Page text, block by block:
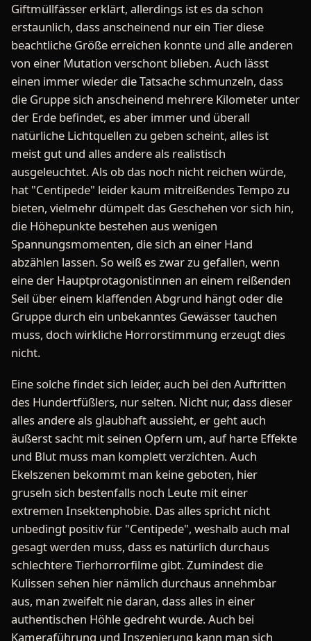
Giftmüllfässer erklärt, allerdings ist es da schon
erstaunlich, dass anscheinend nur ein Tier diese
beachtliche Größe erreichen konnte und alle anderen
von einer Mutation verschont blieben. Auch lässt
einen immer wieder die Tatsache schmunzeln, dass
die Gruppe sich anscheinend mehrere Kilometer unter
der Erde befindet, es aber immer und überall
natürliche Lichtquellen zu geben scheint, alles ist
meist gut und alles andere als realistisch
ausgeleuchtet. Als ob das noch nicht reichen würde,
hat "Centipede" leider kaum mitreißendes Tempo zu
bieten, vielmehr dümpelt das Geschehen vor sich hin,
die Höhepunkte bestehen aus wenigen
Spannungsmomenten, die sich an einer Hand
abzählen lassen. So weiß es zwar zu gefallen, wenn
eine der Hauptprotagonistinnen an einem reißenden
Seil über einem klaffenden Abgrund hängt oder die
Gruppe durch ein unbekanntes Gewässer tauchen
muss, doch wirkliche Horrorstimmung erzeugt dies
nicht.
Eine solche findet sich leider, auch bei den Auftritten
des Hundertfüßlers, nur selten. Nicht nur, dass dieser
alles andere als glaubhaft aussieht, er geht auch
äußerst sacht mit seinen Opfern um, auf harte Effekte
und Blut muss man komplett verzichten. Auch
Ekelszenen bekommt man keine geboten, hier
gruseln sich bestenfalls noch Leute mit einer
extremen Insektenphobie. Das alles spricht nicht
unbedingt positiv für "Centipede", weshalb auch mal
gesagt werden muss, dass es natürlich durchaus
schlechtere Tierhorrorfilme gibt. Zumindest die
Kulissen sehen hier nämlich durchaus annehmbar
aus, man zweifelt nie daran, dass alles in einer
authentischen Höhle gedreht wurde. Auch bei
Kameraführung und Inszenierung kann man sich